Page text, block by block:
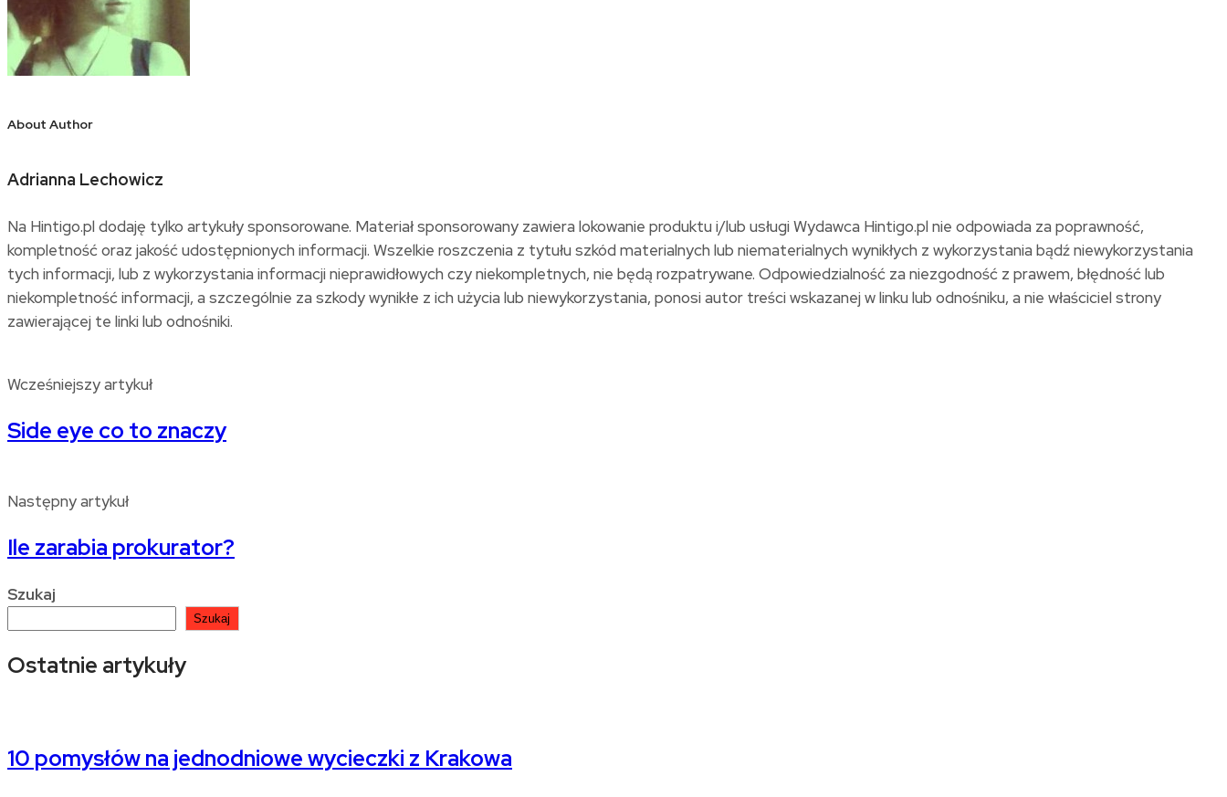
About Author
Adrianna Lechowicz
Na Hintigo.pl dodaję tylko artykuły sponsorowane. Materiał sponsorowany zawiera lokowanie produktu i/lub usługi Wydawca Hintigo.pl nie odpowiada za poprawność,
kompletność oraz jakość udostępnionych informacji. Wszelkie roszczenia z tytułu szkód materialnych lub niematerialnych wynikłych z wykorzystania bądź niewykorzystania
tych informacji, lub z wykorzystania informacji nieprawidłowych czy niekompletnych, nie będą rozpatrywane. Odpowiedzialność za niezgodność z prawem, błędność lub
niekompletność informacji, a szczególnie za szkody wynikłe z ich użycia lub niewykorzystania, ponosi autor treści wskazanej w linku lub odnośniku, a nie właściciel strony
zawierającej te linki lub odnośniki.
Wcześniejszy artykuł
Side eye co to znaczy
Następny artykuł
Ile zarabia prokurator?
Szukaj
Szukaj
Ostatnie artykuły
10 pomysłów na jednodniowe wycieczki z Krakowa